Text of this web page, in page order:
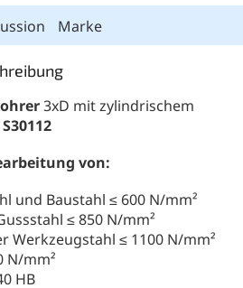
Marke
3xD mit zylindrischem
S30112
von:
und Baustahl ≤ 600 N/mm²
≤ 850 N/mm²
Werkzeugstahl ≤ 1100 N/mm²
N/mm²
HB